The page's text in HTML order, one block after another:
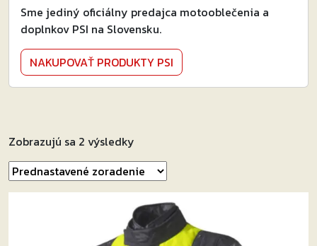
Sme jediný oficiálny predajca motooblečenia a
doplnkov PSI na Slovensku.
NAKUPOVAŤ PRODUKTY PSI
Zobrazujú sa 2 výsledky